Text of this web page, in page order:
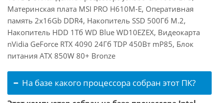
Материнская плата MSI PRO H610M-E, Оперативная
память 2x16Gb DDR4, Накопитель SSD 500Гб M.2,
Накопитель HDD 1Тб WD Blue WD10EZEX, Видеокарта
nVidia GeForce RTX 4090 24Гб TDP 450Вт mP85, Блок
питания ATX 850W 80+ Bronze
На базе какого процессора собран этот ПК?